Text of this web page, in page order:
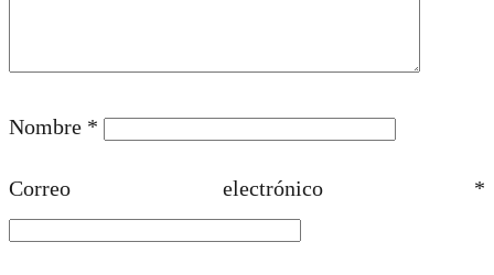
Nombre *
Correo electrónico *